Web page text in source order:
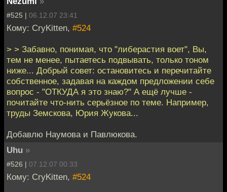
#525 | 06.12.07 23:41
Кому: CryKitten, #524
> > Забавно, понимая, что "либерастия воет", Вы,
тем не менее, пытаетесь подвывать, только тоном
ниже... Добрый совет: остановитесь и перечитайте
собственное, задавая на каждом предложении себе
вопрос - "ОТКУДА я это знаю?" А ещё лучше -
почитайте что-нить серьёзное по теме. Например,
труды Земскова, Юрия Жукова...
Добавлю Наумова и Павлюкова.
Uhu »
#526 | 07.12.07 00:33
Кому: CryKitten, #524